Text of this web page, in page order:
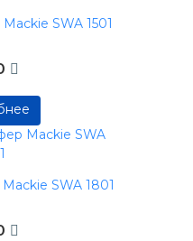
SWA 1501
SWA 1801